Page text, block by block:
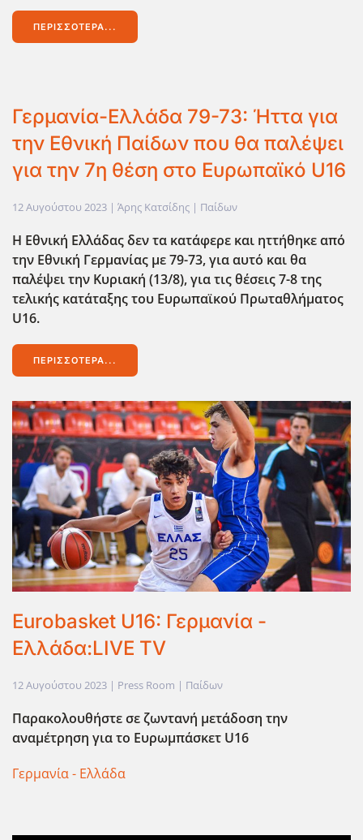
ΠΕΡΙΣΣΌΤΕΡΑ...
Γερμανία-Ελλάδα 79-73: Ήττα για
την Εθνική Παίδων που θα παλέψει
για την 7η θέση στο Ευρωπαϊκό U16
12 Αυγούστου 2023 | Άρης Κατσίδης | Παίδων
Η Εθνική Ελλάδας δεν τα κατάφερε και ηττήθηκε από
την Εθνική Γερμανίας με 79-73, για αυτό και θα
παλέψει την Κυριακή (13/8), για τις θέσεις 7-8 της
τελικής κατάταξης του Ευρωπαϊκού Πρωταθλήματος
U16.
ΠΕΡΙΣΣΌΤΕΡΑ...
Eurobasket U16: Γερμανία -
Ελλάδα:LIVE TV
12 Αυγούστου 2023 | Press Room | Παίδων
Παρακολουθήστε σε ζωντανή μετάδοση την
αναμέτρηση για το Ευρωμπάσκετ U16
Γερμανία - Ελλάδα